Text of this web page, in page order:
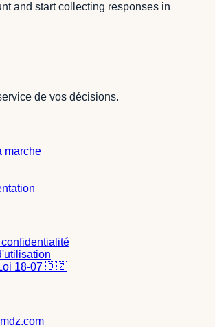
and start collecting responses in
de vos décisions.
marche
18-07 🇩🇿